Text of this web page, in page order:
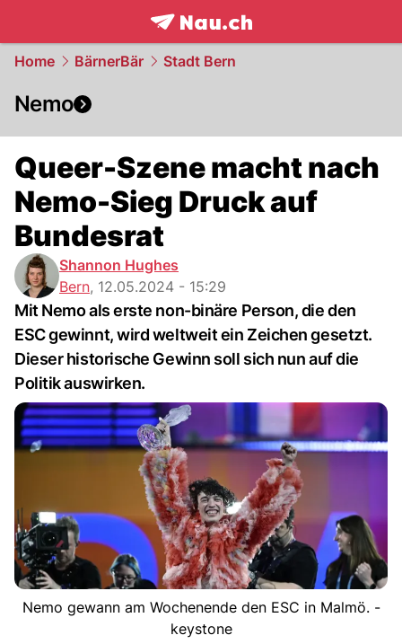
frontpage.NAU.ch
Home BärnerBär Stadt Bern
Nemo
Queer-Szene macht nach
Nemo-Sieg Druck auf
Bundesrat
Shannon Hughes
Bern, 12.05.2024 - 15:29
Mit Nemo als erste non-binäre Person, die den
ESC gewinnt, wird weltweit ein Zeichen gesetzt.
Dieser historische Gewinn soll sich nun auf die
Politik auswirken.
Nemo gewann am Wochenende den ESC in Malmö. -
keystone